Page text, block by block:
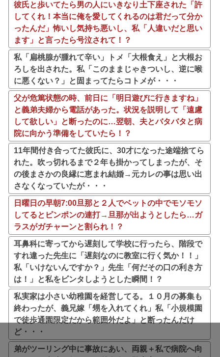
彼氏と歩いてたら男の人にいきなり土下座された「許
してくれ！本当に俺を愛してくれるのは君だって分か
ったんだ」怖いし気持ち悪いし、私「人違いだと思い
ます」と言ったら号泣されて！？
私「扁桃腺が腫れて辛い」トメ「大根食え」と大根お
ろしを出された。私「このままじゃきついし、逆に喉
に悪くない？」と固まってたらコトメが・・・
父が危篤状態の時、前日に「明日遊びに行きますね」
と義弟夫婦から電話があった。状況を説明して「遠慮
して欲しい」と断ったのに…翌朝、夫とバタバタと病
院に向かう準備をしていたら！？
11年間付き合ってた彼氏に、30才になった途端捨てら
れた。吹っ切れるまで２年も掛かってしまったが、そ
の後まさかの良縁に恵まれ結婚→元カレの事は思い出
さなくなっていたが・・・
日曜日の早朝7:00旦那と２人でベットの中でモソモソ
してるとピンポンの連打→旦那が出ようとしたら…ガ
ラスがガチャーンと割られ！？
耳鼻科に寄ってから遅刻して学校に行ったら、階段で
すれ違った先生に「遅刻なのに教室に行く気か！！」
私「いけないんですか？」先生「何だその口の利き方
は！」と私をビンタしようとした瞬間！？
私実家は小さい幼稚園を経営してる。１０月の募集も
終わったが、義兄嫁「甥を入れてくれ」私「小規模園
で徒歩通園限定だから範囲外だよ」と断ったんだけ
ど・・・
弟がツーリング中に事故にあい、両親＋私で病院へ向